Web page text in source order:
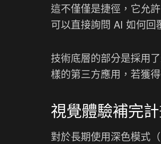
這不僅僅是捷徑，它允
可以直接詢問 AI 如何回
技術底層的部分是採用
樣的第三方應用，若獲
視覺體驗補完
對於長期使用深色模式